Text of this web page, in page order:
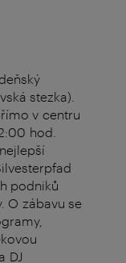
stezka).
v centru
hod.
podniků
O zábavu se
DJ